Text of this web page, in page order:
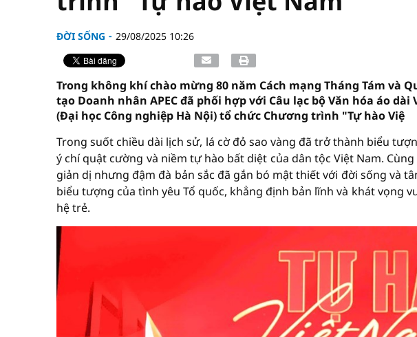
ĐỜI SỐNG 29/08/2025 10:26
Trong không khí chào mừng 80 năm Cách mạng Tháng Tám và
tạo Doanh nhân APEC đã phối hợp với Câu lạc bộ Văn hóa áo
(Đại học Công nghiệp Hà Nội) tổ chức Chương trình "Tự hào Việ
Trong suốt chiều dài lịch sử, lá cờ đỏ sao vàng đã trở thành biểu
ý chí quật cường và niềm tự hào bất diệt của dân tộc Việt Nam.
giản dị nhưng đậm đà bản sắc đã gắn bó mật thiết với đời sống và
biểu tượng của tình yêu Tổ quốc, khẳng định bản lĩnh và khát vọng
hệ trẻ.